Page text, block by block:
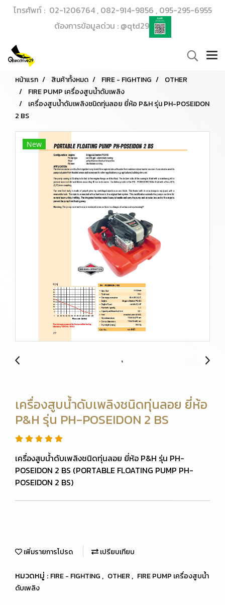
โทรศัพท์ : 02-1206764 , 082-914-9856 , 095-295-6955
ต้องการข้อมูลด่วน : @qtd29
หน้าแรก สินค้าทั้งหมด FIRE - FIGHTING
OTHER
FIRE PUMP เครื่องสูบน้ำดับเพลิง
เครื่องสูบน้ำดับเพลิงชนิดทุ่นลอย ยี่ห้อ P&H รุ่น PH-POSEIDON
2 BS
New
เครื่องสูบน้ำดับเพลิงชนิดทุ่นลอย ยี่ห้อ
P&H รุ่น PH-POSEIDON 2 BS
เครื่องสูบน้ำดับเพลิงชนิดทุ่นลอย ยี่ห้อ P&H รุ่น PH-
POSEIDON 2 BS (PORTABLE FLOATING PUMP PH-
POSEIDON 2 BS)
เพิ่มรายการโปรด เปรียบเทียบ
หมวดหมู่ : FIRE - FIGHTING , OTHER , FIRE PUMP เครื่องสูบน้ำ
ดับเพลิง